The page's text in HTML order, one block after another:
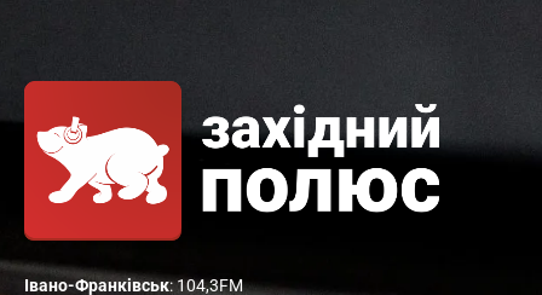
Івано-Франківськ: 104,3FM